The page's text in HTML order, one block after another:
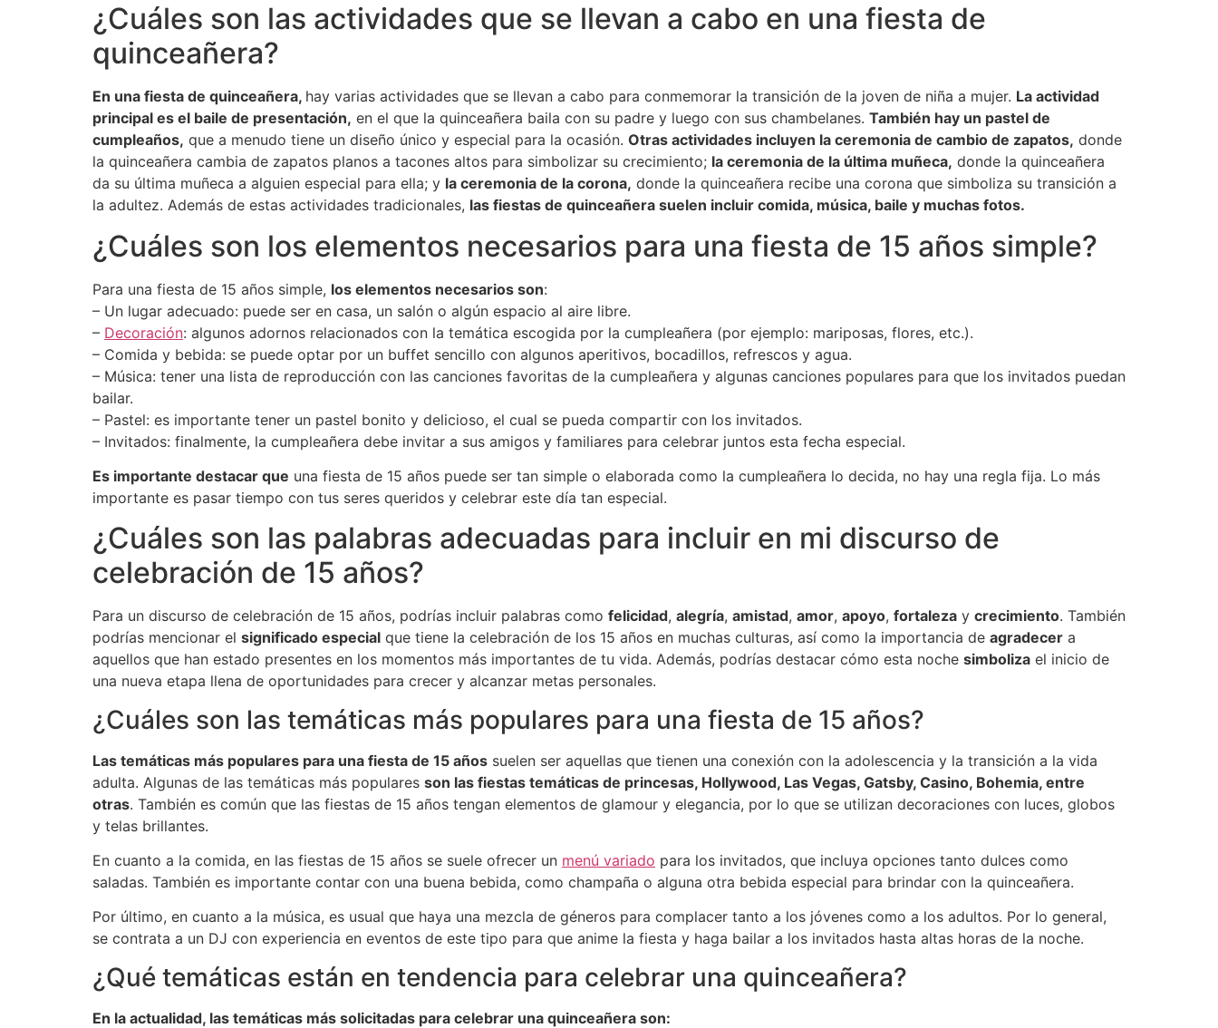
¿Cuáles son las actividades que se llevan a cabo en una fiesta de
quinceañera?
En una fiesta de quinceañera, hay varias actividades que se llevan a cabo para conmemorar la transición de la joven de niña a mujer. La actividad
principal es el baile de presentación, en el que la quinceañera baila con su padre y luego con sus chambelanes. También hay un pastel de
cumpleaños, que a menudo tiene un diseño único y especial para la ocasión. Otras actividades incluyen la ceremonia de cambio de zapatos, donde
la quinceañera cambia de zapatos planos a tacones altos para simbolizar su crecimiento; la ceremonia de la última muñeca, donde la quinceañera
da su última muñeca a alguien especial para ella; y la ceremonia de la corona, donde la quinceañera recibe una corona que simboliza su transición a
la adultez. Además de estas actividades tradicionales, las fiestas de quinceañera suelen incluir comida, música, baile y muchas fotos.
¿Cuáles son los elementos necesarios para una fiesta de 15 años simple?
Para una fiesta de 15 años simple, los elementos necesarios son:
– Un lugar adecuado: puede ser en casa, un salón o algún espacio al aire libre.
– Decoración: algunos adornos relacionados con la temática escogida por la cumpleañera (por ejemplo: mariposas, flores, etc.).
– Comida y bebida: se puede optar por un buffet sencillo con algunos aperitivos, bocadillos, refrescos y agua.
– Música: tener una lista de reproducción con las canciones favoritas de la cumpleañera y algunas canciones populares para que los invitados puedan
bailar.
– Pastel: es importante tener un pastel bonito y delicioso, el cual se pueda compartir con los invitados.
– Invitados: finalmente, la cumpleañera debe invitar a sus amigos y familiares para celebrar juntos esta fecha especial.
Es importante destacar que una fiesta de 15 años puede ser tan simple o elaborada como la cumpleañera lo decida, no hay una regla fija. Lo más
importante es pasar tiempo con tus seres queridos y celebrar este día tan especial.
¿Cuáles son las palabras adecuadas para incluir en mi discurso de
celebración de 15 años?
Para un discurso de celebración de 15 años, podrías incluir palabras como felicidad, alegría, amistad, amor, apoyo, fortaleza y crecimiento. También
podrías mencionar el significado especial que tiene la celebración de los 15 años en muchas culturas, así como la importancia de agradecer a
aquellos que han estado presentes en los momentos más importantes de tu vida. Además, podrías destacar cómo esta noche simboliza el inicio de
una nueva etapa llena de oportunidades para crecer y alcanzar metas personales.
¿Cuáles son las temáticas más populares para una fiesta de 15 años?
Las temáticas más populares para una fiesta de 15 años suelen ser aquellas que tienen una conexión con la adolescencia y la transición a la vida
adulta. Algunas de las temáticas más populares son las fiestas temáticas de princesas, Hollywood, Las Vegas, Gatsby, Casino, Bohemia, entre
otras. También es común que las fiestas de 15 años tengan elementos de glamour y elegancia, por lo que se utilizan decoraciones con luces, globos
y telas brillantes.
En cuanto a la comida, en las fiestas de 15 años se suele ofrecer un menú variado para los invitados, que incluya opciones tanto dulces como
saladas. También es importante contar con una buena bebida, como champaña o alguna otra bebida especial para brindar con la quinceañera.
Por último, en cuanto a la música, es usual que haya una mezcla de géneros para complacer tanto a los jóvenes como a los adultos. Por lo general,
se contrata a un DJ con experiencia en eventos de este tipo para que anime la fiesta y haga bailar a los invitados hasta altas horas de la noche.
¿Qué temáticas están en tendencia para celebrar una quinceañera?
En la actualidad, las temáticas más solicitadas para celebrar una quinceañera son: